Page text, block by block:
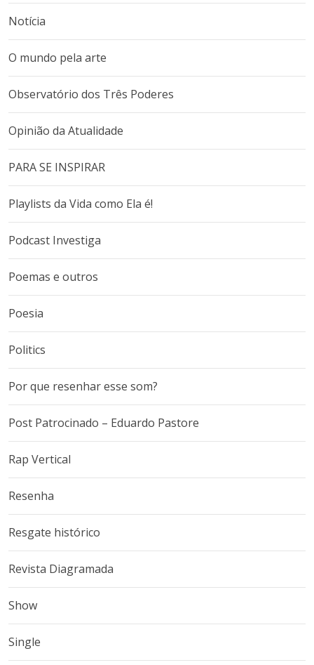
Notícia
O mundo pela arte
Observatório dos Três Poderes
Opinião da Atualidade
PARA SE INSPIRAR
Playlists da Vida como Ela é!
Podcast Investiga
Poemas e outros
Poesia
Politics
Por que resenhar esse som?
Post Patrocinado – Eduardo Pastore
Rap Vertical
Resenha
Resgate histórico
Revista Diagramada
Show
Single